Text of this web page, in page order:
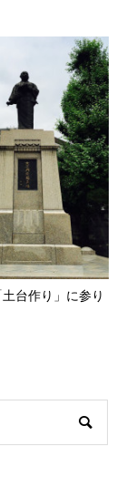
台作り」に参り